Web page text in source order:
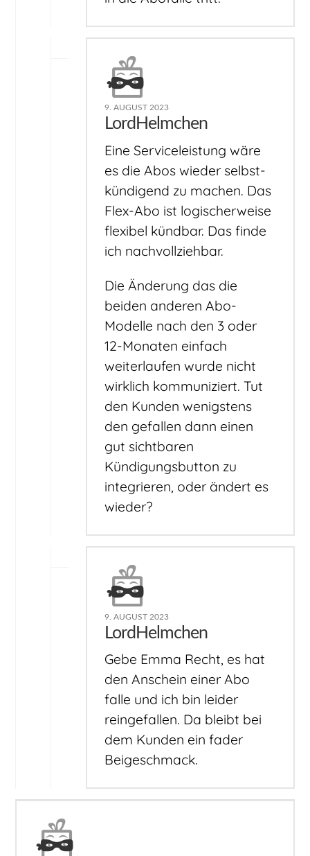
9. AUGUST 2023
LordHelmchen
Eine Serviceleistung wäre
es die Abos wieder selbst-
kündigend zu machen. Das
Flex-Abo ist logischerweise
flexibel kündbar. Das finde
ich nachvollziehbar.
Die Änderung das die
beiden anderen Abo-
Modelle nach den 3 oder
12-Monaten einfach
weiterlaufen wurde nicht
wirklich kommuniziert. Tut
den Kunden wenigstens
den gefallen dann einen
gut sichtbaren
Kündigungsbutton zu
integrieren, oder ändert es
wieder?
9. AUGUST 2023
LordHelmchen
Gebe Emma Recht, es hat
den Anschein einer Abo
falle und ich bin leider
reingefallen. Da bleibt bei
dem Kunden ein fader
Beigeschmack.